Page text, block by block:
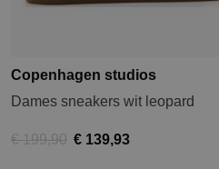
Copenhagen studios
Dames sneakers wit leopard
€ 199,90 € 139,93